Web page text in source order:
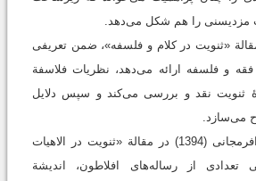
مزدیسنی را هم شکل می‌دهد.
(1387) در مقالة «ثنویت در کلام و فلسفه»، ضمن تعریفی
و فلسفه ارائه می‌دهد، نظریات فلاسفة
ثنویت نقد و بررسی می‌کند و سپس دلایل
می‌سازد.
فیروزکوهی و احمدی افرمجانی (1394) در مقالة «ثنویت در الاهیات
تعدادی از رساله‌های افلاطون، اندیشة